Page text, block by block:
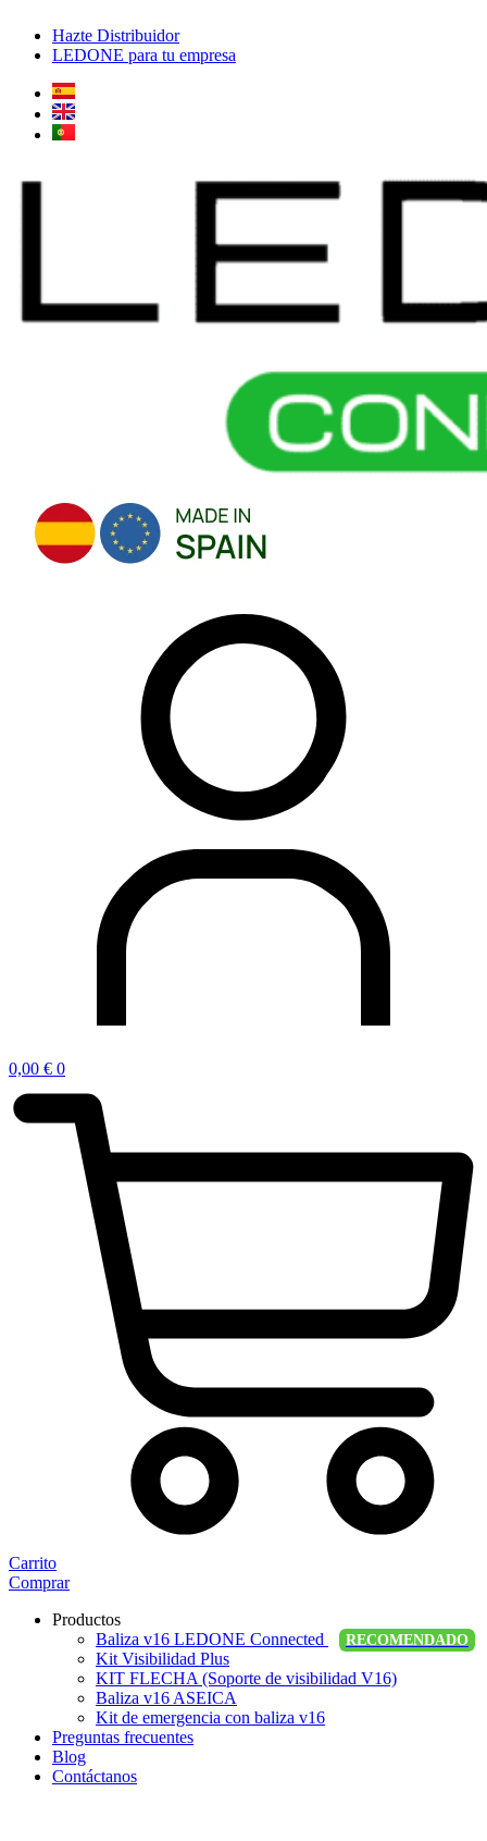
contenido
Hazte Distribuidor
LEDONE para tu empresa
0,00 € 0
Carrito
Comprar
Productos
Baliza v16 LEDONE Connected
RECOMENDADO
Kit Visibilidad Plus
KIT FLECHA (Soporte de visibilidad V16)
Baliza v16 ASEICA
Kit de emergencia con baliza v16
Preguntas frecuentes
Blog
Contáctanos